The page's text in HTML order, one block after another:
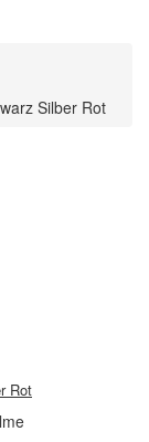
Silber Rot
Rot